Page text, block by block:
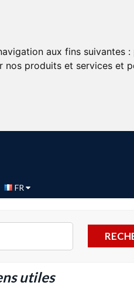
aux fins suivantes :
nos produits et services et
FR
utiles